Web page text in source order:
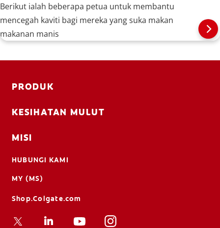
Berikut ialah beberapa petua untuk membantu
mencegah kaviti bagi mereka yang suka makan
makanan manis
PRODUK
KESIHATAN MULUT
MISI
HUBUNGI KAMI
MY (MS)
Shop.Colgate.com